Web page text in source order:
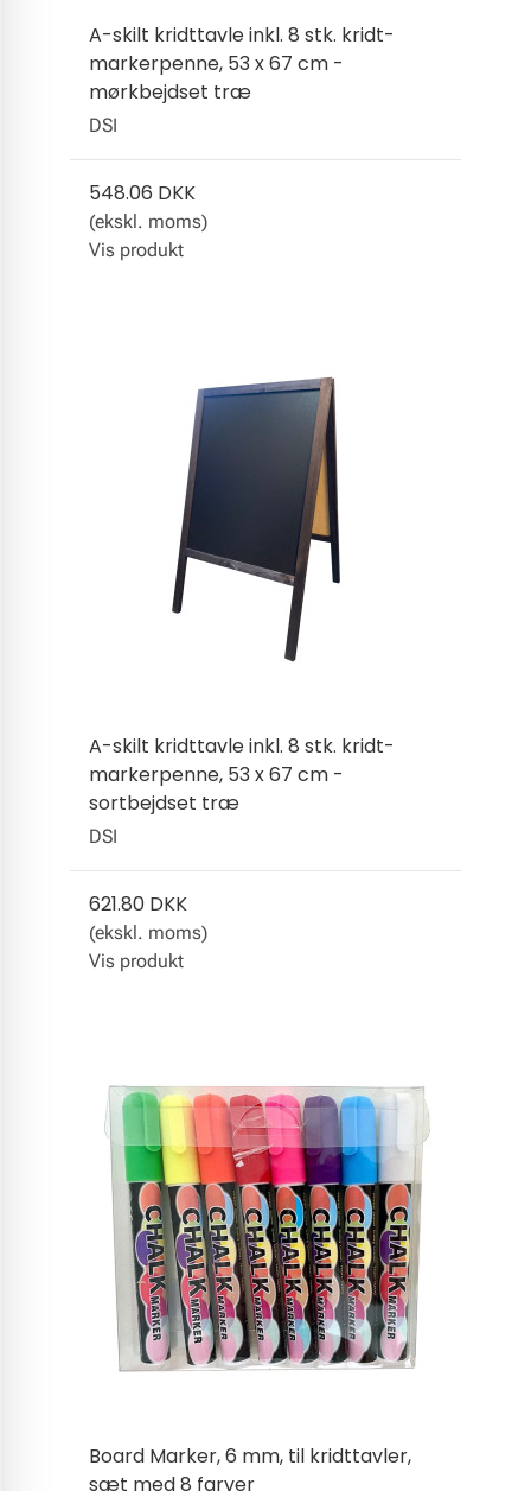
A-skilt kridttavle inkl. 8 stk. kridt-
markerpenne, 53 x 67 cm -
mørkbejdset træ
DSI
548.06 DKK
(ekskl. moms)
Vis produkt
A-skilt kridttavle inkl. 8 stk. kridt-
markerpenne, 53 x 67 cm -
sortbejdset træ
DSI
621.80 DKK
(ekskl. moms)
Vis produkt
Board Marker, 6 mm, til kridttavler,
sæt med 8 farver